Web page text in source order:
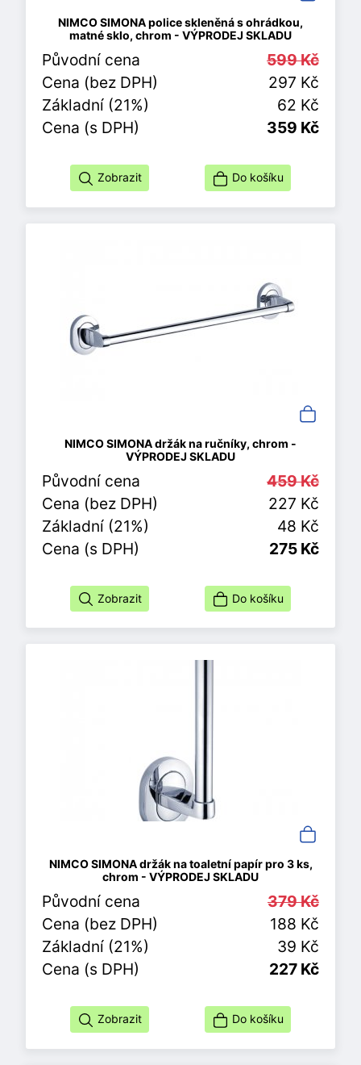
NIMCO SIMONA police skleněná s ohrádkou,
matné sklo, chrom - VÝPRODEJ SKLADU
Původní cena
599 Kč
Cena (bez DPH)
297 Kč
Základní (21%)
62 Kč
Cena (s DPH)
359 Kč
Zobrazit Do košíku
NIMCO SIMONA držák na ručníky, chrom -
VÝPRODEJ SKLADU
Původní cena
459 Kč
Cena (bez DPH)
227 Kč
Základní (21%)
48 Kč
Cena (s DPH)
275 Kč
Zobrazit Do košíku
NIMCO SIMONA držák na toaletní papír pro 3 ks,
chrom - VÝPRODEJ SKLADU
Původní cena
379 Kč
Cena (bez DPH)
188 Kč
Základní (21%)
39 Kč
Cena (s DPH)
227 Kč
Zobrazit Do košíku